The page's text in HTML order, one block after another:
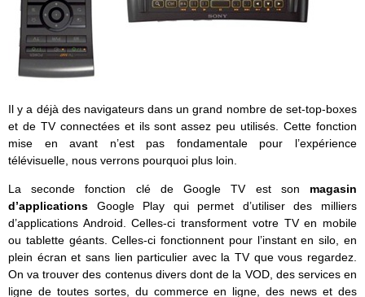
Il y a déjà des navigateurs dans un grand nombre de set-top-boxes
et de TV connectées et ils sont assez peu utilisés. Cette fonction
mise en avant n’est pas fondamentale pour l’expérience
télévisuelle, nous verrons pourquoi plus loin.
La seconde fonction clé de Google TV est son magasin
d’applications Google Play qui permet d’utiliser des milliers
d’applications Android. Celles-ci transforment votre TV en mobile
ou tablette géants. Celles-ci fonctionnent pour l’instant en silo, en
plein écran et sans lien particulier avec la TV que vous regardez.
On va trouver des contenus divers dont de la VOD, des services en
ligne de toutes sortes, du commerce en ligne, des news et des